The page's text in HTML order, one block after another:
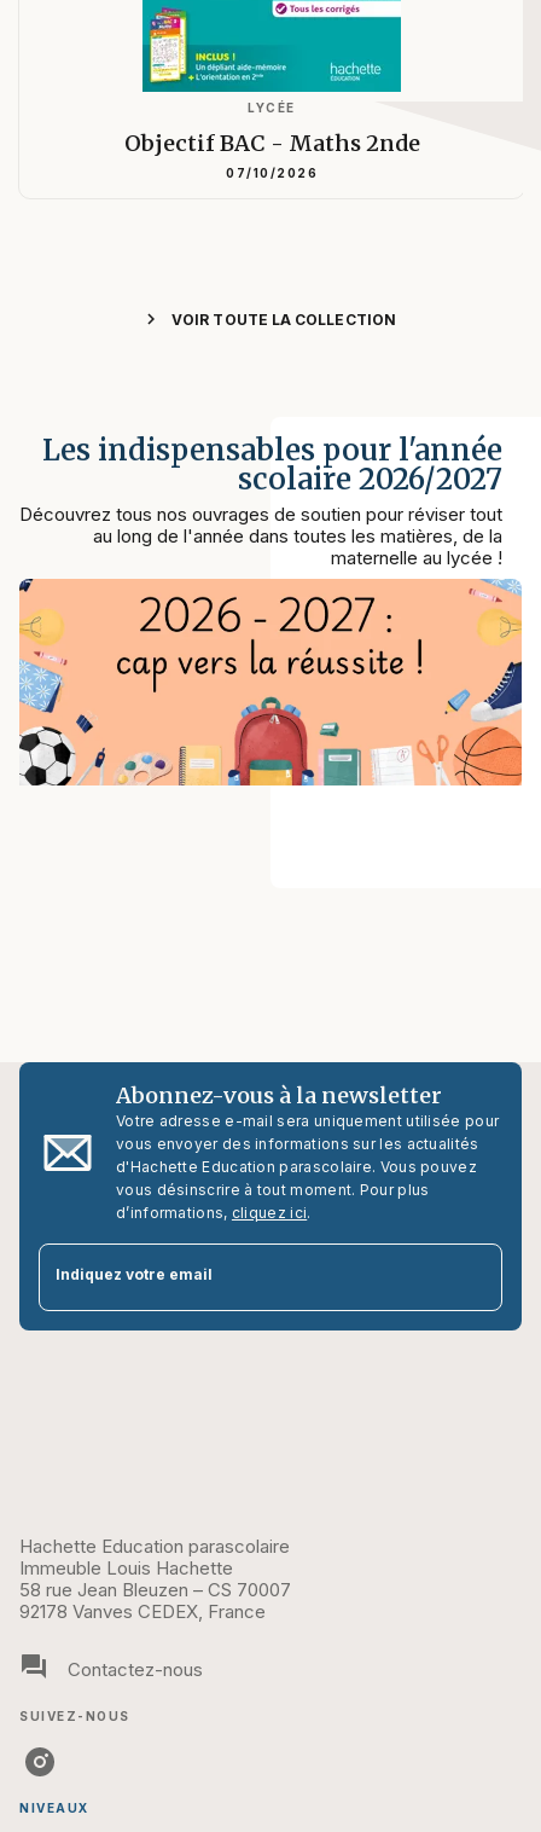
LYCÉE
Objectif BAC - Maths 2nde
07/10/2026
chevron_right VOIR TOUTE LA COLLECTION
Les indispensables pour l'année
scolaire 2026/2027
Découvrez tous nos ouvrages de soutien pour réviser tout
au long de l'année dans toutes les matières, de la
maternelle au lycée !
Abonnez-vous à la newsletter
Votre adresse e-mail sera uniquement utilisée pour
vous envoyer des informations sur les actualités
d'Hachette Education parascolaire. Vous pouvez
vous désinscrire à tout moment. Pour plus
d’informations, cliquez ici.
Indiquez votre email
Hachette Education parascolaire
Immeuble Louis Hachette
58 rue Jean Bleuzen – CS 70007
92178 Vanves CEDEX, France
question_answer Contactez-nous
SUIVEZ-NOUS
NIVEAUX